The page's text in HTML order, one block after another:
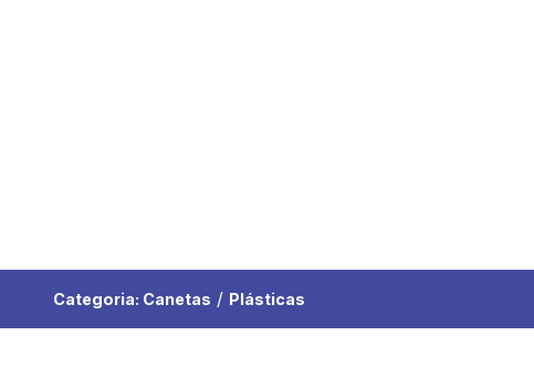
Categoria: Canetas / Plásticas